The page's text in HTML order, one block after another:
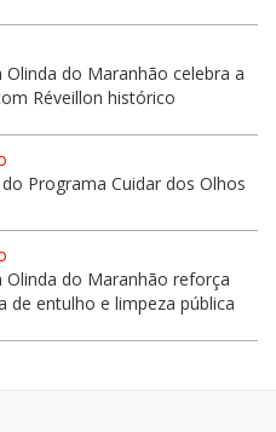
do Maranhão celebra a
Réveillon histórico
Programa Cuidar dos Olhos
Olinda do Maranhão reforça
de entulho e limpeza pública